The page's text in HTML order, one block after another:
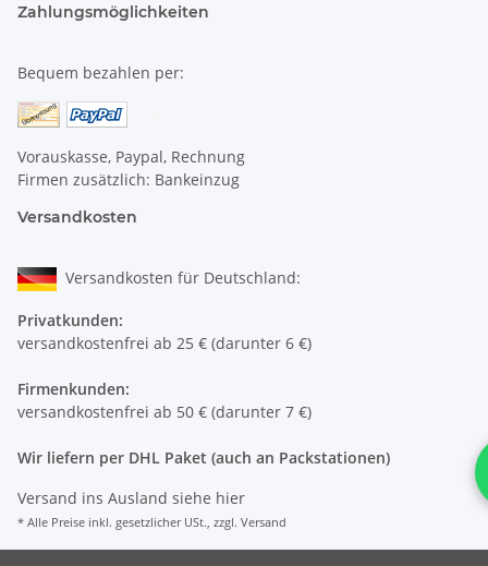
Zahlungsmöglichkeiten
Bequem bezahlen per:
Vorauskasse, Paypal, Rechnung
Firmen zusätzlich: Bankeinzug
Versandkosten
Versandkosten für Deutschland:
Privatkunden:
versandkostenfrei ab 25 € (darunter 6 €)
Firmenkunden:
versandkostenfrei ab 50 € (darunter 7 €)
Wir liefern per DHL Paket (auch an Packstationen)
Versand ins Ausland siehe hier
* Alle Preise inkl. gesetzlicher USt., zzgl. Versand